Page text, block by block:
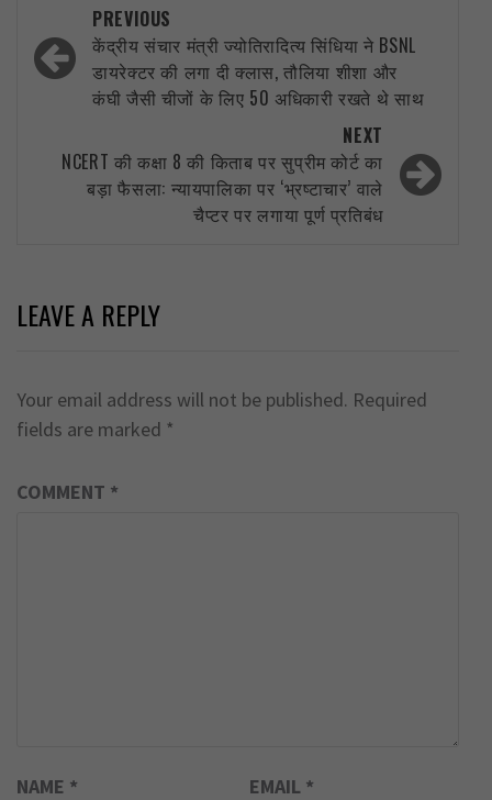
navigation
PREVIOUS
केंद्रीय संचार मंत्री ज्योतिरादित्य सिंधिया ने BSNL
डायरेक्टर की लगा दी क्लास, तौलिया शीशा और
कंघी जैसी चीजों के लिए 50 अधिकारी रखते थे साथ
NEXT
NCERT की कक्षा 8 की किताब पर सुप्रीम कोर्ट का
बड़ा फैसला: न्यायपालिका पर ‘भ्रष्टाचार’ वाले
चैप्टर पर लगाया पूर्ण प्रतिबंध
LEAVE A REPLY
Your email address will not be published. Required
fields are marked *
COMMENT *
NAME * EMAIL *